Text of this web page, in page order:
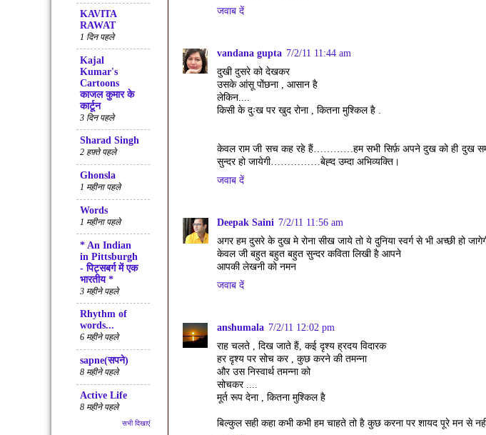
जवाब दें
vandana gupta 7/2/11 11:44 am
दुखी दुसरे को देखकर
उसके आंसू पोंछना , आसान है
लेकिन....
किसी के दुःख पर खुद रोना , कितना मुश्किल है .
केवल राम जी सच कह रहे हैं…………हम सभी सिर्फ़ अपने दुख को ही दुख
सुन्दर हो जायेगी……………बेह्द उम्दा अभिव्यक्ति।
जवाब दें
Deepak Saini 7/2/11 11:56 am
अगर हम दुसरे के दुख मे रोना सीख जाये तो ये दुनिया स्वर्ग से भी अच्छी हो
केवल जी बहुत बहुत बहुत सुन्दर कविता लिखी है आपने
आपकी लेखनी को नमन
जवाब दें
anshumala 7/2/11 12:02 pm
राह चलते , दिख जाते हैं, कई दृश्य ह्रदय विदारक
हर दृश्य पर सोच कर , कुछ करने की तमन्ना
और उस निस्वार्थ तमन्ना को
सोचकर ....
मूर्त रूप देना , कितना मुश्किल है
बिल्कुल सही कहा कभी कभी हम चाहते तो है कुछ करना पर शायद पूरे मन से
KAVITA
RAWAT
1 दिन पहले
Kajal
Kumar's
Cartoons
काजल कुमार के
कार्टून
3 दिन पहले
Sharad Singh
2 हफ़्ते पहले
Ghonsla
1 महीना पहले
Words
1 महीना पहले
* An Indian
in Pittsburgh
- पिट्सबर्ग में एक
भारतीय *
3 महीने पहले
Rhythm of
words...
6 महीने पहले
sapne(सपने)
8 महीने पहले
Active Life
8 महीने पहले
सभी दिखाएं